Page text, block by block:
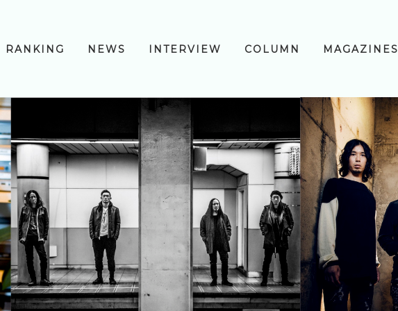
RANKING NEWS INTERVIEW COLUMN MAGAZINES